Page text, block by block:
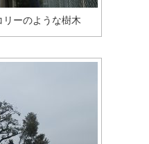
ーのような樹木